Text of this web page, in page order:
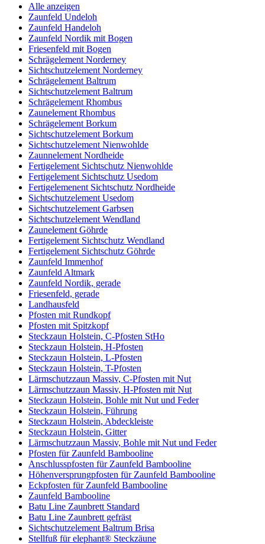
Alle anzeigen
Zaunfeld Undeloh
Zaunfeld Handeloh
Zaunfeld Nordik mit Bogen
Friesenfeld mit Bogen
Schrägelement Norderney
Sichtschutzelement Norderney
Schrägelement Baltrum
Sichtschutzelement Baltrum
Schrägelement Rhombus
Zaunelement Rhombus
Schrägelement Borkum
Sichtschutzelement Borkum
Sichtschutzelement Nienwohlde
Zaunnelement Nordheide
Fertigelement Sichtschutz Nienwohlde
Fertigelement Sichtschutz Usedom
Fertigelemenent Sichtschutz Nordheide
Sichtschutzelement Usedom
Sichtschutzelement Garbsen
Sichtschutzelement Wendland
Zaunelement Göhrde
Fertigelement Sichtschutz Wendland
Fertigelement Sichtschutz Göhrde
Zaunfeld Immenhof
Zaunfeld Altmark
Zaunfeld Nordik, gerade
Friesenfeld, gerade
Landhausfeld
Pfosten mit Rundkopf
Pfosten mit Spitzkopf
Steckzaun Holstein, C-Pfosten StHo
Steckzaun Holstein, H-Pfosten
Steckzaun Holstein, L-Pfosten
Steckzaun Holstein, T-Pfosten
Lärmschutzzaun Massiv, C-Pfosten mit Nut
Lärmschutzzaun Massiv, H-Pfosten mit Nut
Steckzaun Holstein, Bohle mit Nut und Feder
Steckzaun Holstein, Führung
Steckzaun Holstein, Abdeckleiste
Steckzaun Holstein, Gitter
Lärmschutzzaun Massiv, Bohle mit Nut und Feder
Pfosten für Zaunfeld Bambooline
Anschlusspfosten für Zaunfeld Bambooline
Höhenversprungpfosten für Zaunfeld Bambooline
Eckpfosten für Zaunfeld Bambooline
Zaunfeld Bambooline
Batu Line Zaunbrett Standard
Batu Line Zaunbrett gefräst
Sichtschutzelement Baltrum Brisa
Stellfuß für elephant® Steckzäune